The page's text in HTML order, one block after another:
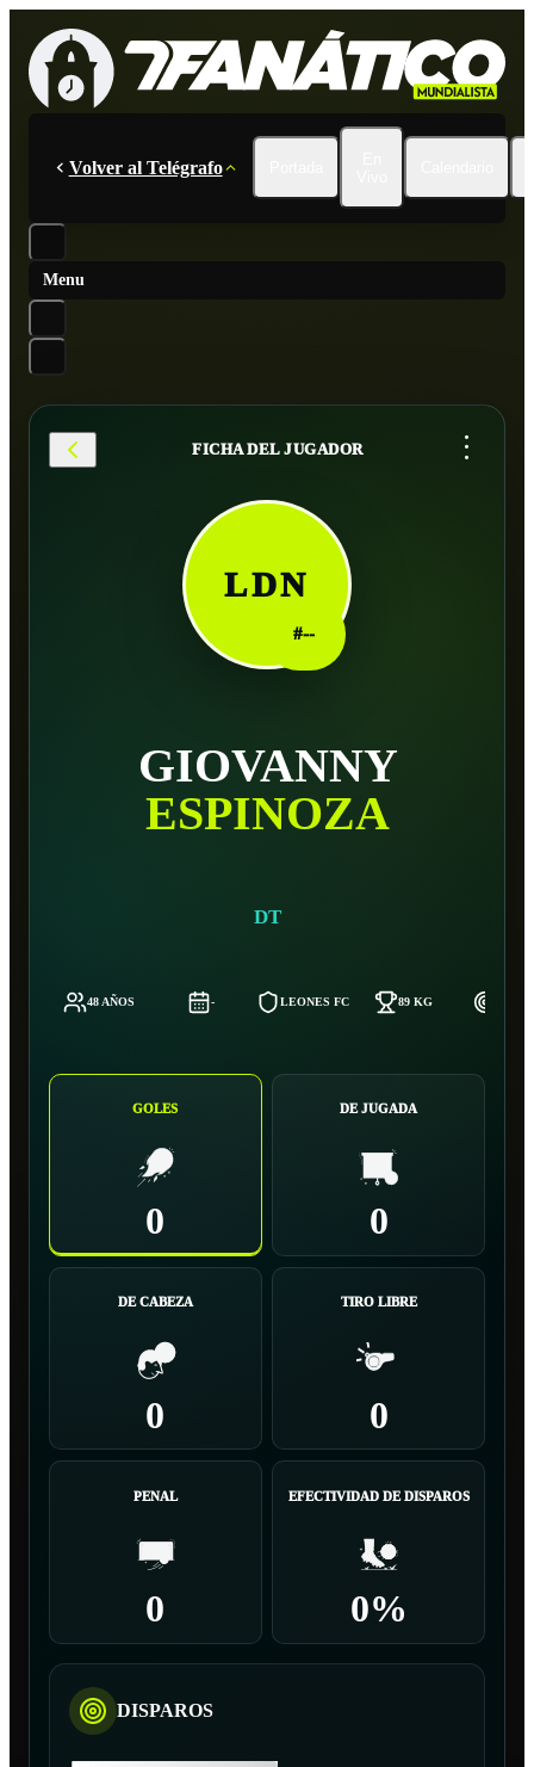
Volver al Telégrafo
Menu
FICHA DEL JUGADOR ...
LDN
#--
GIOVANNY
ESPINOZA
DT
48 AÑOS - LEONES FC 89 KG
GOLES
0
DE JUGADA
0
DE CABEZA
0
TIRO LIBRE
0
PENAL
0
EFECTIVIDAD DE DISPAROS
0%
DISPAROS